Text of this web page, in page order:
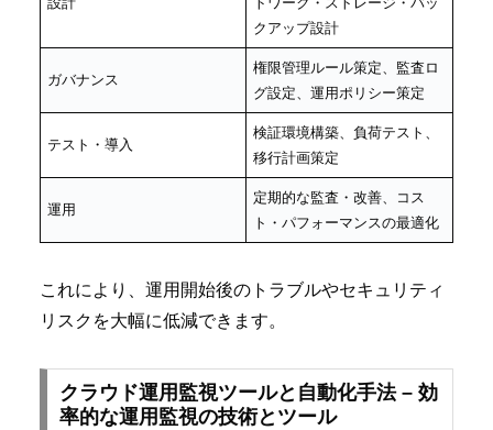
クアップ設計
ガバナンス
権限管理ルール策定、監査ロ
グ設定、運用ポリシー策定
テスト・導入
検証環境構築、負荷テスト、
移行計画策定
運用
定期的な監査・改善、コス
ト・パフォーマンスの最適化
これにより、運用開始後のトラブルやセキュリティ
リスクを大幅に低減できます。
クラウド運用監視ツールと自動化手法 – 効
率的な運用監視の技術とツール